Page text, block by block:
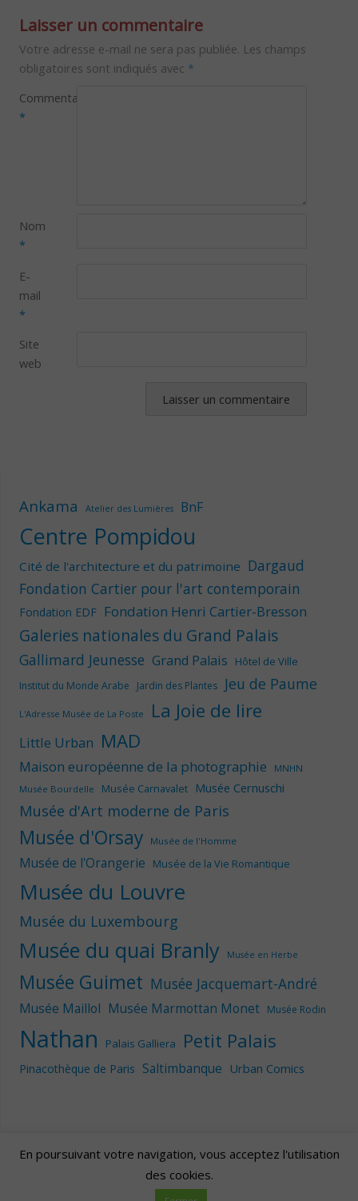
Laisser un commentaire
Votre adresse e-mail ne sera pas publiée. Les champs
obligatoires sont indiqués avec *
Commentaire
*
Nom
*
E-
mail
*
Site
web
Ankama Atelier des Lumières BnF
Centre Pompidou
Cité de l'architecture et du patrimoine Dargaud
Fondation Cartier pour l'art contemporain
Fondation EDF Fondation Henri Cartier-Bresson
Galeries nationales du Grand Palais
Gallimard Jeunesse Grand Palais Hôtel de Ville
Institut du Monde Arabe Jardin des Plantes Jeu de Paume
L'Adresse Musée de La Poste La Joie de lire
Little Urban MAD
Maison européenne de la photographie
MNHN
Musée Bourdelle
Musée Carnavalet Musée Cernuschi
Musée d'Art moderne de Paris
Musée d'Orsay Musée de l'Homme
Musée de l'Orangerie Musée de la Vie Romantique
Musée du Louvre
Musée du Luxembourg
Musée du quai Branly Musée en Herbe
Musée Guimet Musée Jacquemart-André
Musée Maillol Musée Marmottan Monet Musée Rodin
Nathan Palais Galliera Petit Palais
Pinacothèque de Paris Saltimbanque Urban Comics
| Fièrement propulsé par
En poursuivant votre navigation, vous acceptez l'utilisation
des cookies.